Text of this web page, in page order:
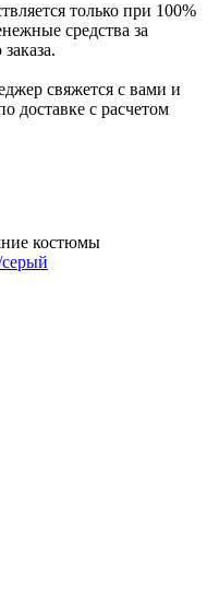
только при 100%
средства за
свяжется с вами и
доставке с расчетом
костюмы